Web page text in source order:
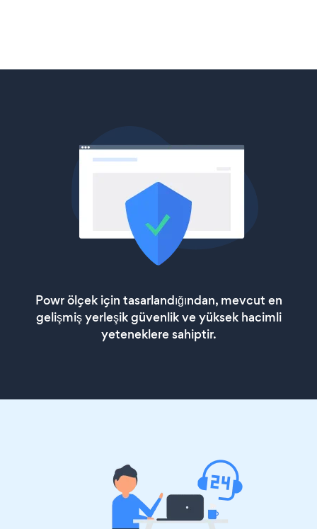
Powr ölçek için tasarlandığından, mevcut en
gelişmiş yerleşik güvenlik ve yüksek hacimli
yeteneklere sahiptir.